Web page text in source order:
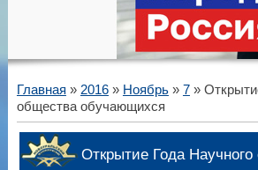
Главная » 2016 » Ноябрь » 7»
общества обучающихся
Открытие Года